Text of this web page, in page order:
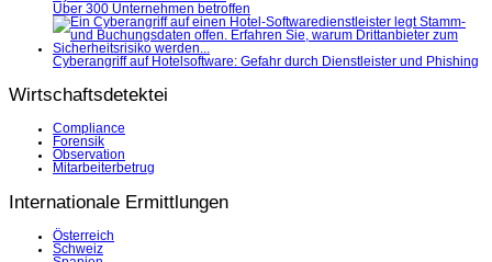
Über 300 Unternehmen betroffen
Cyberangriff auf Hotelsoftware: Gefahr durch Dienstleister und Phishing
Wirtschaftsdetektei
Compliance
Forensik
Observation
Mitarbeiterbetrug
Internationale Ermittlungen
Österreich
Schweiz